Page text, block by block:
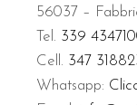
56037 –
Tel. 339
Cell. 347
Whatsapp: